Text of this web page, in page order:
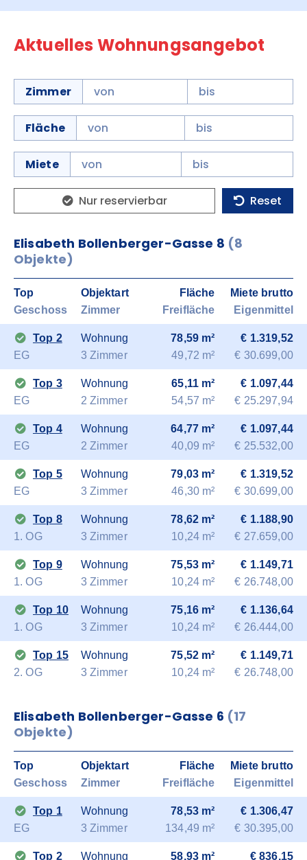
Aktuelles Wohnungsangebot
Zimmer
Fläche
Miete
Nur reservierbar Reset
Elisabeth Bollenberger-Gasse 8 (8
Objekte)
Top
Geschoss
Objektart
Zimmer
Fläche
Freifläche
Miete brutto
Eigenmittel
Top 2
EG
Wohnung
3 Zimmer
78,59 m²
49,72 m²
€ 1.319,52
€ 30.699,00
Top 3
EG
Wohnung
2 Zimmer
65,11 m²
54,57 m²
€ 1.097,44
€ 25.297,94
Top 4
EG
Wohnung
2 Zimmer
64,77 m²
40,09 m²
€ 1.097,44
€ 25.532,00
Top 5
EG
Wohnung
3 Zimmer
79,03 m²
46,30 m²
€ 1.319,52
€ 30.699,00
Top 8
1. OG
Wohnung
3 Zimmer
78,62 m²
10,24 m²
€ 1.188,90
€ 27.659,00
Top 9
1. OG
Wohnung
3 Zimmer
75,53 m²
10,24 m²
€ 1.149,71
€ 26.748,00
Top 10
1. OG
Wohnung
3 Zimmer
75,16 m²
10,24 m²
€ 1.136,64
€ 26.444,00
Top 15
2. OG
Wohnung
3 Zimmer
75,52 m²
10,24 m²
€ 1.149,71
€ 26.748,00
Elisabeth Bollenberger-Gasse 6 (17
Objekte)
Top
Geschoss
Objektart
Zimmer
Fläche
Freifläche
Miete brutto
Eigenmittel
Top 1
EG
Wohnung
3 Zimmer
78,53 m²
134,49 m²
€ 1.306,47
€ 30.395,00
Top 2
Wohnung
58,93 m²
€ 836,15